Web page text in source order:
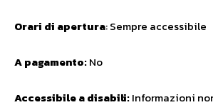
Orari di apertura: Sempre accessibile
A pagamento:No
Accessibile a disabili:Informazioni